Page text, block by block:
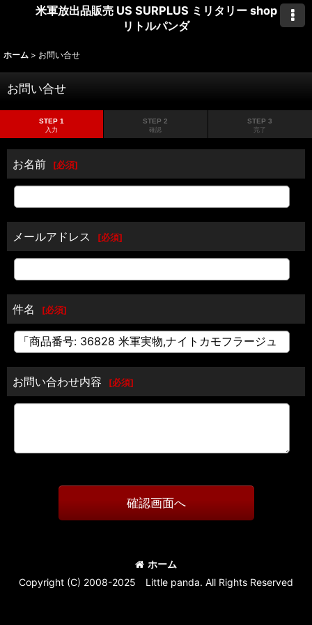
米軍放出品販売 US SURPLUS ミリタリー shop
リトルパンダ
ホーム > お問い合せ
お問い合せ
STEP 1
入力
STEP 2
確認
STEP 3
完了
お名前 [必須]
メールアドレス [必須]
件名 [必須]
お問い合わせ内容 [必須]
確認画面へ
ホーム
Copyright (C) 2008-2025 Little panda. All Rights Reserved